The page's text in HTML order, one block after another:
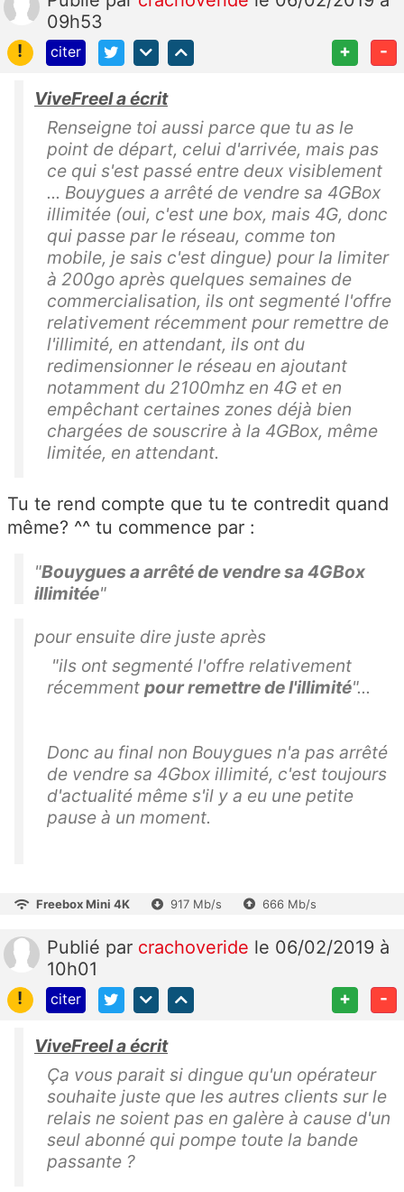
09h53
!
citer + -
ViveFreeI a écrit
Renseigne toi aussi parce que tu as le
point de départ, celui d'arrivée, mais pas
ce qui s'est passé entre deux visiblement
... Bouygues a arrêté de vendre sa 4GBox
illimitée (oui, c'est une box, mais 4G, donc
qui passe par le réseau, comme ton
mobile, je sais c'est dingue) pour la limiter
à 200go après quelques semaines de
commercialisation, ils ont segmenté l'offre
relativement récemment pour remettre de
l'illimité, en attendant, ils ont du
redimensionner le réseau en ajoutant
notamment du 2100mhz en 4G et en
empêchant certaines zones déjà bien
chargées de souscrire à la 4GBox, même
limitée, en attendant.
Tu te rend compte que tu te contredit quand
même? ^^ tu commence par :
"Bouygues a arrêté de vendre sa 4GBox
illimitée"
pour ensuite dire juste après
"ils ont segmenté l'offre relativement
récemment pour remettre de l'illimité"...
Donc au final non Bouygues n'a pas arrêté
de vendre sa 4Gbox illimité, c'est toujours
d'actualité même s'il y a eu une petite
pause à un moment.
Freebox Mini 4K 917 Mb/s 666 Mb/s
Publié par crachoveride le 06/02/2019 à
10h01
!
citer + -
ViveFreeI a écrit
Ça vous parait si dingue qu'un opérateur
souhaite juste que les autres clients sur le
relais ne soient pas en galère à cause d'un
seul abonné qui pompe toute la bande
passante ?